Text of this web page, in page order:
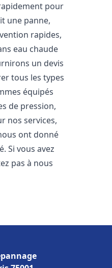
pour
une panne,
rapides,
eau chaude
un devis
tous les types
équipés
de pression,
nos services,
ont donné
Si vous avez
pas à nous